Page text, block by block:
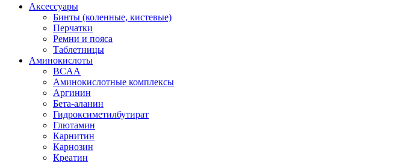
Аксессуары
Бинты (коленные, кистевые)
Перчатки
Ремни и пояса
Таблетницы
Аминокислоты
BCAA
Аминокислотные комплексы
Аргинин
Бета-аланин
Гидроксиметилбутират
Глютамин
Карнитин
Карнозин
Креатин